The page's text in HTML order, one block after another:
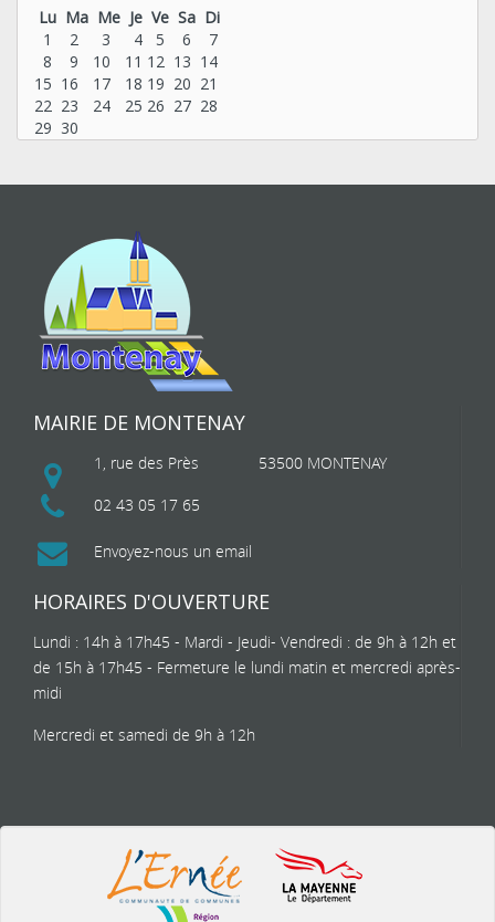
Lu Ma Me Je Ve Sa Di
1
2 3 4 5 6
7
8
9 10 11 12 13 14
15 16 17 18 19 20 21
22 23 24 25 26 27 28
29 30
MAIRIE DE MONTENAY
1, rue des Près
53500 MONTENAY
02 43 05 17 65
Envoyez-nous un email
HORAIRES D'OUVERTURE
Lundi : 14h à 17h45 - Mardi - Jeudi- Vendredi : de 9h à 12h et
de 15h à 17h45 - Fermeture le lundi matin et mercredi après-
midi
Mercredi et samedi de 9h à 12h